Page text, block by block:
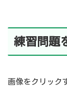
練習問題
画像をクリック